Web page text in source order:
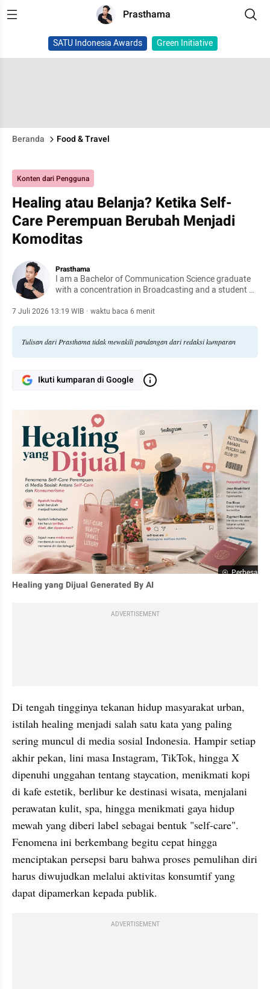
Prasthama
SATU Indonesia Awards Green Initiative
Beranda Food & Travel
Konten dari Pengguna
Healing atau Belanja? Ketika Self-
Care Perempuan Berubah Menjadi
Komoditas
Prasthama
I am a Bachelor of Communication Science graduate
with a concentration in Broadcasting and a student of
University
7 Juli 2026 13:19 WIB · waktu baca 6 menit
Tulisan dari Prasthama tidak mewakili pandangan dari redaksi kumparan
Ikuti kumparan di Google
Perbesar
Healing yang Dijual Generated By AI
ADVERTISEMENT
Di tengah tingginya tekanan hidup masyarakat urban,
istilah healing menjadi salah satu kata yang paling
sering muncul di media sosial Indonesia. Hampir setiap
akhir pekan, lini masa Instagram, TikTok, hingga X
dipenuhi unggahan tentang staycation, menikmati kopi
di kafe estetik, berlibur ke destinasi wisata, menjalani
perawatan kulit, spa, hingga menikmati gaya hidup
mewah yang diberi label sebagai bentuk "self-care".
Fenomena ini berkembang begitu cepat hingga
menciptakan persepsi baru bahwa proses pemulihan diri
harus diwujudkan melalui aktivitas konsumtif yang
dapat dipamerkan kepada publik.
ADVERTISEMENT